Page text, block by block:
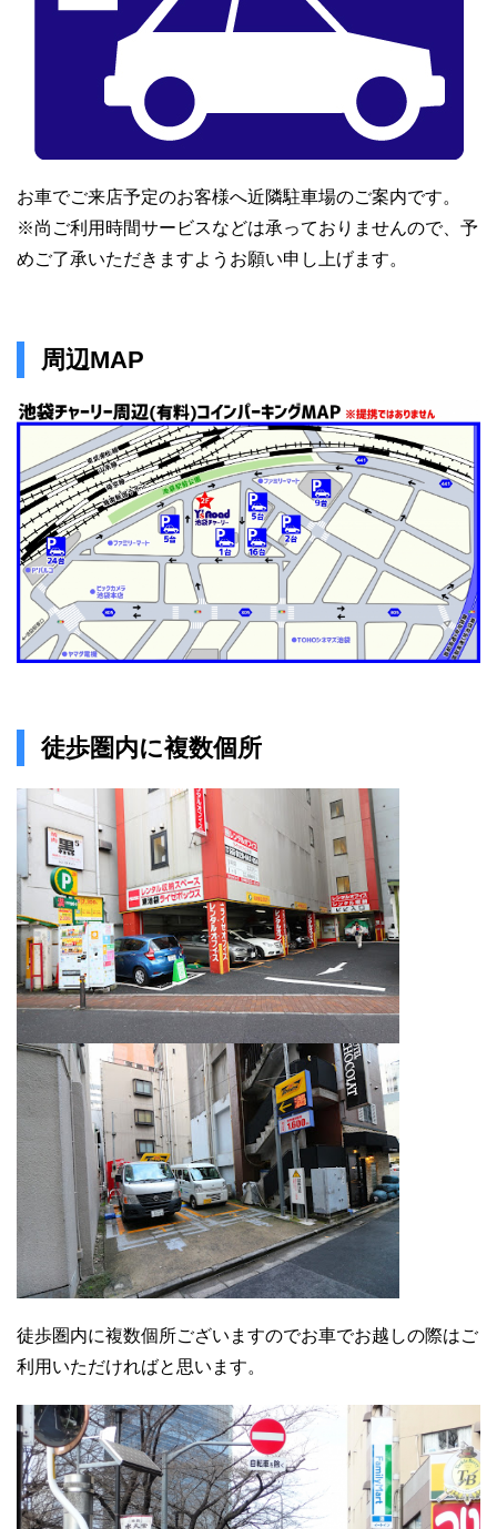
お車でご来店予定のお客様へ近隣駐車場のご案内です。
※尚ご利用時間サービスなどは承っておりませんので、予
めご了承いただきますようお願い申し上げます。
周辺MAP
徒歩圏内に複数個所
徒歩圏内に複数個所ございますのでお車でお越しの際はご
利用いただければと思います。